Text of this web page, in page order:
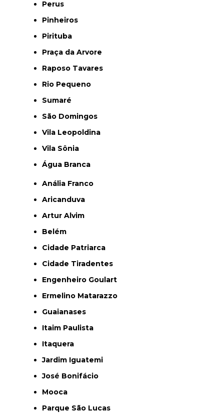
Perus
Pinheiros
Pirituba
Praça da Arvore
Raposo Tavares
Rio Pequeno
Sumaré
São Domingos
Vila Leopoldina
Vila Sônia
Água Branca
Anália Franco
Aricanduva
Artur Alvim
Belém
Cidade Patriarca
Cidade Tiradentes
Engenheiro Goulart
Ermelino Matarazzo
Guaianases
Itaim Paulista
Itaquera
Jardim Iguatemi
José Bonifácio
Mooca
Parque São Lucas